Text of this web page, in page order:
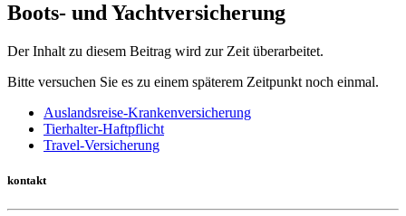
Boots- und Yachtversicherung
Der Inhalt zu diesem Beitrag wird zur Zeit überarbeitet.
Bitte versuchen Sie es zu einem späterem Zeitpunkt noch einmal.
Auslandsreise-Krankenversicherung
Tierhalter-Haftpflicht
Travel-Versicherung
kontakt